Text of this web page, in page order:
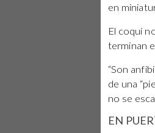
en
El coquí
terminan
“Son
de una
no se
EN